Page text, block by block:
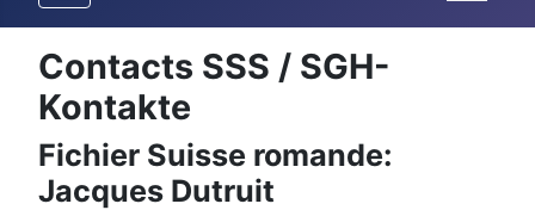
Contacts SSS / SGH-
Kontakte
Fichier Suisse romande:
Jacques Dutruit